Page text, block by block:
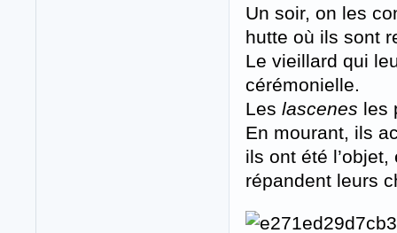
Un soir, on les
hutte où ils sont
Le vieillard qui
cérémonielle.
Les lascenes les
En mourant, ils
ils ont été
répandent leurs